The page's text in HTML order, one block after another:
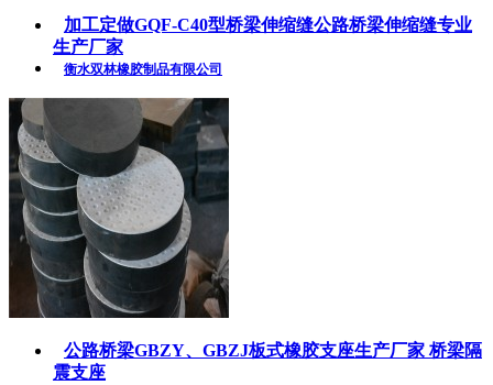
加工定做GQF-C40型桥梁伸缩缝公路桥梁伸缩缝专业
生产厂家
衡水双林橡胶制品有限公司
公路桥梁GBZY、GBZJ板式橡胶支座生产厂家 桥梁隔
震支座